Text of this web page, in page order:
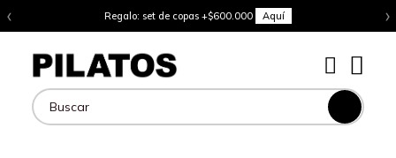
‹ Regalo: set de copas +$600.000 Aquí ›
Buscar